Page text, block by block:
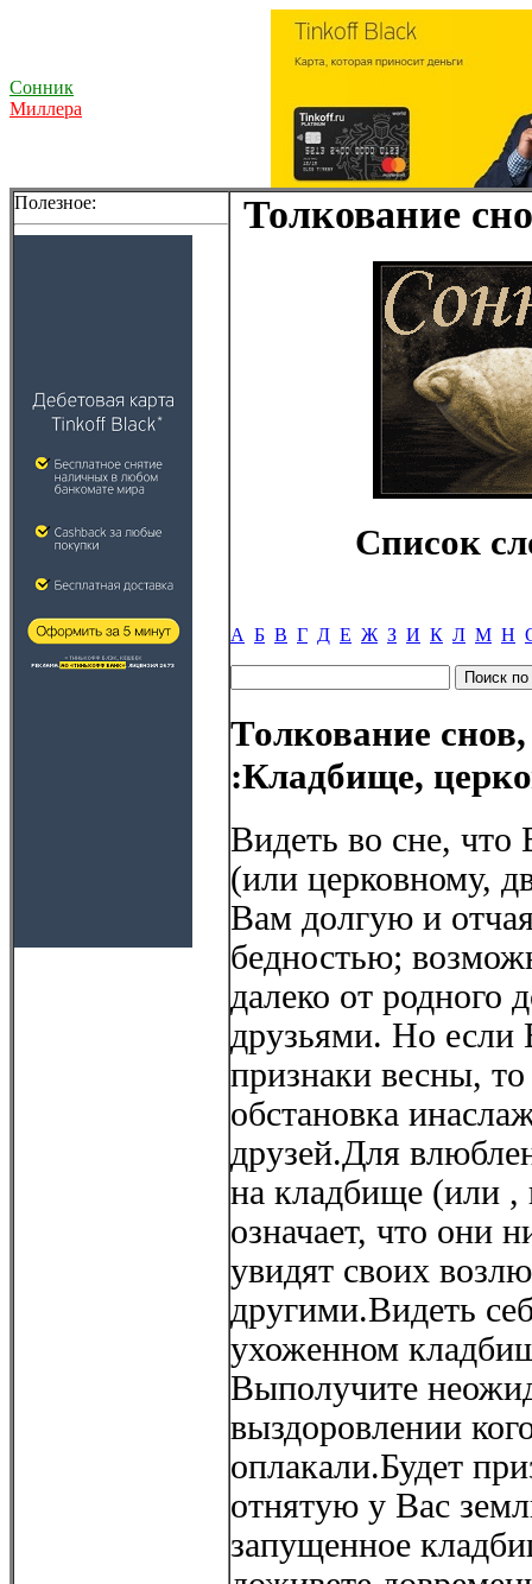
Сонник
Миллера
Полезное: Толкование
Список
А Б В Г Д Е Ж З И К Л М Н
Толкование
:Кладбище,
Видеть во сне,
(или церковному,
Вам долгую и
бедностью;
далеко от родного
друзьями. Но если
признаки весны,
обстановка
друзей.Для
на кладбище (или ,
означает, что они
увидят своих
другими.Видеть
ухоженном
Выполучите
выздоровлении
оплакали.Будет
отнятую у Вас
запущенное